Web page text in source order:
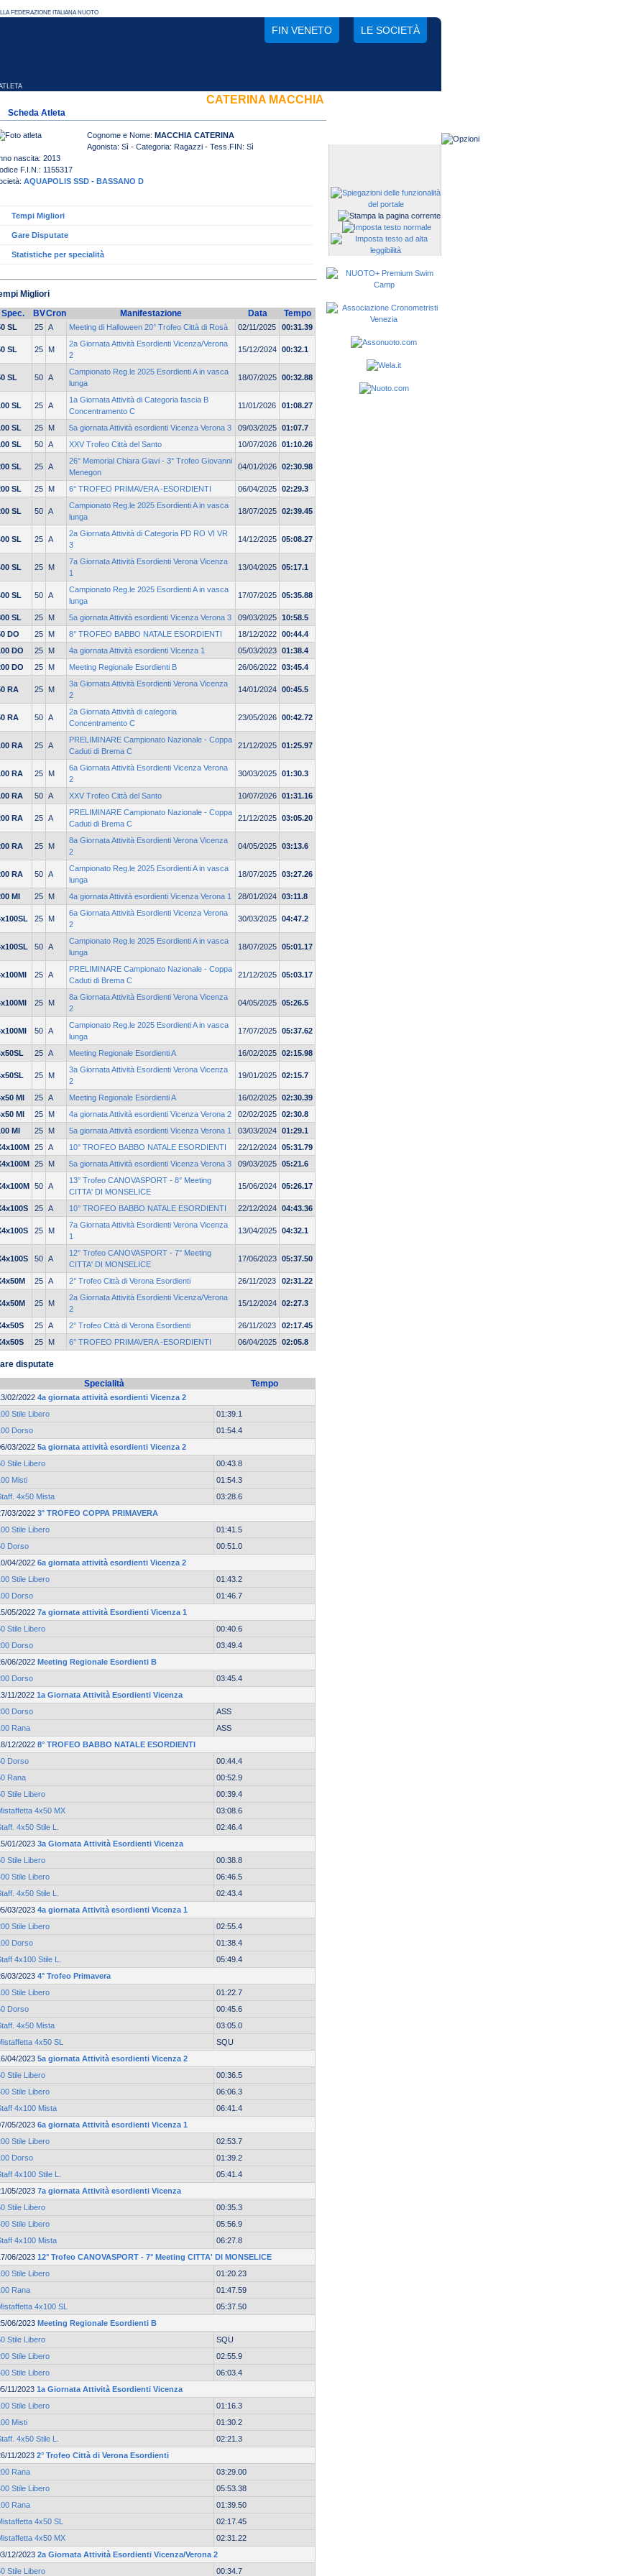
FIN VENETO LE SOCIETÀ
CATERINA MACCHIA
Scheda Atleta
Cognome e Nome: MACCHIA CATERINA
Agonista: Sì - Categoria: Ragazzi - Tess.FIN: Sì
nascita: 2013
F.I.N.: 1155317
AQUAPOLIS SSD - BASSANO D
Tempi Migliori
Gare Disputate
Statistiche per specialità
Migliori
Spec.
BVCron Manifestazione Data Tempo
SL 25 A Meeting di Halloween 20° Trofeo Città di Rosà 02/11/2025 00:31.39
SL 25 M
2a Giornata Attività Esordienti Vicenza/Verona
2
15/12/2024 00:32.1
SL 50 A
Campionato Reg.le 2025 Esordienti A in vasca
lunga
18/07/2025 00:32.88
SL 25 A
1a Giornata Attività di Categoria fascia B
Concentramento C
11/01/2026 01:08.27
SL 25 M 5a giornata Attività esordienti Vicenza Verona 3 09/03/2025 01:07.7
SL
50 A XXV Trofeo Città del Santo 10/07/2026 01:10.26
SL 25 A
26° Memorial Chiara Giavi - 3° Trofeo Giovanni
Menegon
04/01/2026 02:30.98
SL 25 M 6° TROFEO PRIMAVERA -ESORDIENTI 06/04/2025 02:29.3
SL 50 A
Campionato Reg.le 2025 Esordienti A in vasca
lunga
18/07/2025 02:39.45
SL 25 A
2a Giornata Attività di Categoria PD RO VI VR
3
14/12/2025 05:08.27
SL 25 M
7a Giornata Attività Esordienti Verona Vicenza
1
13/04/2025 05:17.1
SL 50 A
Campionato Reg.le 2025 Esordienti A in vasca
lunga
17/07/2025 05:35.88
SL 25 M 5a giornata Attività esordienti Vicenza Verona 3 09/03/2025 10:58.5
DO
25 M 8° TROFEO BABBO NATALE ESORDIENTI 18/12/2022 00:44.4
DO
25 M 4a giornata Attività esordienti Vicenza 1 05/03/2023 01:38.4
DO
25 M Meeting Regionale Esordienti B 26/06/2022 03:45.4
RA 25 M
3a Giornata Attività Esordienti Verona Vicenza
2
14/01/2024 00:45.5
RA 50 A
2a Giornata Attività di categoria
Concentramento C
23/05/2026 00:42.72
RA 25 A
PRELIMINARE Campionato Nazionale - Coppa
Caduti di Brema C
21/12/2025 01:25.97
RA 25 M
6a Giornata Attività Esordienti Vicenza Verona
2
30/03/2025 01:30.3
RA 50 A XXV Trofeo Città del Santo 10/07/2026 01:31.16
RA 25 A
PRELIMINARE Campionato Nazionale - Coppa
Caduti di Brema C
21/12/2025 03:05.20
RA 25 M
8a Giornata Attività Esordienti Verona Vicenza
2
04/05/2025 03:13.6
RA 50 A
Campionato Reg.le 2025 Esordienti A in vasca
lunga
18/07/2025 03:27.26
MI 25 M 4a giornata Attività esordienti Vicenza Verona 1 28/01/2024 03:11.8
25 M
6a Giornata Attività Esordienti Vicenza Verona
2
30/03/2025 04:47.2
50 A
Campionato Reg.le 2025 Esordienti A in vasca
lunga
18/07/2025 05:01.17
25 A
PRELIMINARE Campionato Nazionale - Coppa
Caduti di Brema C
21/12/2025 05:03.17
25 M
8a Giornata Attività Esordienti Verona Vicenza
2
04/05/2025 05:26.5
50 A
Campionato Reg.le 2025 Esordienti A in vasca
lunga
17/07/2025 05:37.62
25 A Meeting Regionale Esordienti A 16/02/2025 02:15.98
25 M
3a Giornata Attività Esordienti Verona Vicenza
2
19/01/2025 02:15.7
MI 25 A Meeting Regionale Esordienti A 16/02/2025 02:30.39
MI
25 M 4a giornata Attività esordienti Vicenza Verona 2 02/02/2025 02:30.8
MI
25 M 5a giornata Attività esordienti Vicenza Verona 1 03/03/2024 01:29.1
25 A 10° TROFEO BABBO NATALE ESORDIENTI 22/12/2024 05:31.79
25 M 5a giornata Attività esordienti Vicenza Verona 3 09/03/2025 05:21.6
50 A
13° Trofeo CANOVASPORT - 8° Meeting
CITTA' DI MONSELICE
15/06/2024 05:26.17
25 A 10° TROFEO BABBO NATALE ESORDIENTI 22/12/2024 04:43.36
25 M
7a Giornata Attività Esordienti Verona Vicenza
1
13/04/2025 04:32.1
50 A
12° Trofeo CANOVASPORT - 7° Meeting
CITTA' DI MONSELICE
17/06/2023 05:37.50
25 A 2° Trofeo Città di Verona Esordienti 26/11/2023 02:31.22
25 M
2a Giornata Attività Esordienti Vicenza/Verona
2
15/12/2024 02:27.3
25 A 2° Trofeo Città di Verona Esordienti 26/11/2023
02:17.45
25 M 6° TROFEO PRIMAVERA -ESORDIENTI 06/04/2025 02:05.8
disputate
Specialità
Tempo
02/2022 4a giornata attività esordienti Vicenza 2
Stile Libero
01:39.1
Dorso
01:54.4
03/2022 5a giornata attività esordienti Vicenza 2
Stile Libero
00:43.8
Misti
01:54.3
4x50 Mista
03:28.6
03/2022 3° TROFEO COPPA PRIMAVERA
Stile Libero
01:41.5
Dorso
00:51.0
04/2022 6a giornata attività esordienti Vicenza 2
Stile Libero
01:43.2
Dorso
01:46.7
05/2022 7a giornata attività Esordienti Vicenza 1
Stile Libero
00:40.6
Dorso
03:49.4
06/2022 Meeting Regionale Esordienti B
Dorso
03:45.4
11/2022 1a Giornata Attività Esordienti Vicenza
Dorso
ASS
Rana
ASS
12/2022 8° TROFEO BABBO NATALE ESORDIENTI
Dorso
00:44.4
Rana
00:52.9
Stile Libero
00:39.4
4x50 MX
03:08.6
4x50 Stile L.
02:46.4
01/2023 3a Giornata Attività Esordienti Vicenza
Stile Libero
00:38.8
Stile Libero
06:46.5
4x50 Stile L.
02:43.4
03/2023 4a giornata Attività esordienti Vicenza 1
Stile Libero
02:55.4
Dorso
01:38.4
4x100 Stile L.
05:49.4
03/2023 4° Trofeo Primavera
Stile Libero
01:22.7
Dorso
00:45.6
4x50 Mista
03:05.0
4x50 SL
SQU
04/2023 5a giornata Attività esordienti Vicenza 2
Stile Libero
00:36.5
Stile Libero
06:06.3
4x100 Mista
06:41.4
05/2023 6a giornata Attività esordienti Vicenza 1
Stile Libero
02:53.7
Dorso
01:39.2
4x100 Stile L.
05:41.4
05/2023 7a giornata Attività esordienti Vicenza
Stile Libero
00:35.3
Stile Libero
05:56.9
4x100 Mista
06:27.8
06/2023 12° Trofeo CANOVASPORT - 7° Meeting CITTA' DI MONSELICE
Stile Libero
01:20.23
Rana
01:47.59
4x100 SL
05:37.50
06/2023 Meeting Regionale Esordienti B
Stile Libero
SQU
Stile Libero
02:55.9
Stile Libero
06:03.4
11/2023 1a Giornata Attività Esordienti Vicenza
Stile Libero
01:16.3
Misti
01:30.2
4x50 Stile L.
02:21.3
11/2023 2° Trofeo Città di Verona Esordienti
Rana
03:29.00
Stile Libero
05:53.38
Rana
01:39.50
4x50 SL
02:17.45
4x50 MX
02:31.22
12/2023 2a Giornata Attività Esordienti Vicenza/Verona 2
Stile Libero
00:34.7